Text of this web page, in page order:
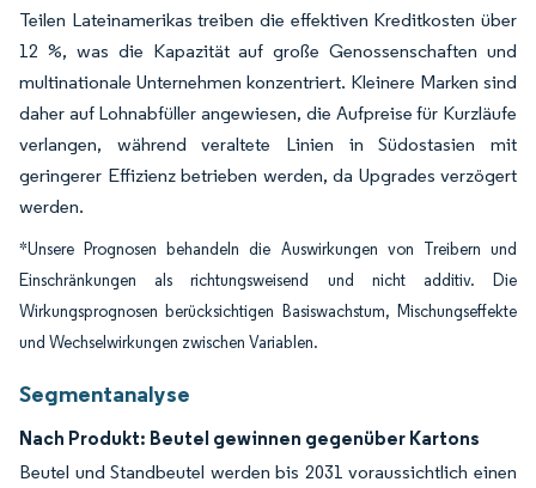
Teilen Lateinamerikas treiben die effektiven Kreditkosten über
12 %, was die Kapazität auf große Genossenschaften und
multinationale Unternehmen konzentriert. Kleinere Marken sind
daher auf Lohnabfüller angewiesen, die Aufpreise für Kurzläufe
verlangen, während veraltete Linien in Südostasien mit
geringerer Effizienz betrieben werden, da Upgrades verzögert
werden.
*Unsere Prognosen behandeln die Auswirkungen von Treibern und
Einschränkungen als richtungsweisend und nicht additiv. Die
Wirkungsprognosen berücksichtigen Basiswachstum, Mischungseffekte
und Wechselwirkungen zwischen Variablen.
Segmentanalyse
Nach Produkt: Beutel gewinnen gegenüber Kartons
Beutel und Standbeutel werden bis 2031 voraussichtlich einen